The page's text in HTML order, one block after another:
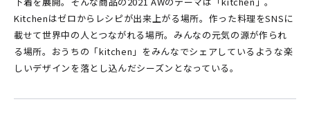
Kitchenはゼロからレシピが出来上がる場所。作った料理をSNSに
載せて世界中の人とつながれる場所。みんなの元気の源が作られ
る場所。おうちの「kitchen」をみんなでシェアしているような楽
しいデザインを落とし込んだシーズンとなっている。